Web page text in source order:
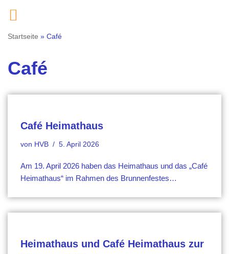
Inhalt
Startseite » Café
Café
Café Heimathaus
von HVB 5. April 2026
Am 19. April 2026 haben das Heimathaus und das „Café
Heimathaus“ im Rahmen des Brunnenfestes…
Heimathaus und Café Heimathaus zur